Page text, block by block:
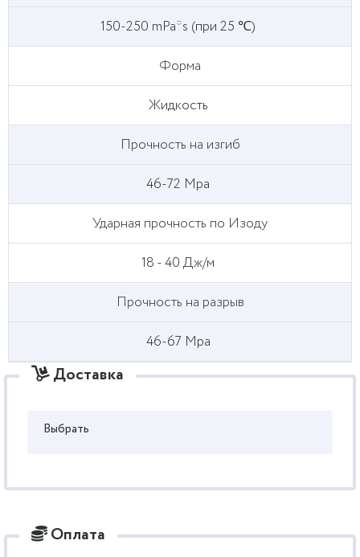
150-250 mPa*s (при 25 ℃)
Форма
Жидкость
Прочность на изгиб
46-72 Mpa
Ударная прочность по Изоду
18 - 40 Дж/м
Прочность на разрыв
46-67 Mpa
Доставка
Выбрать
Оплата